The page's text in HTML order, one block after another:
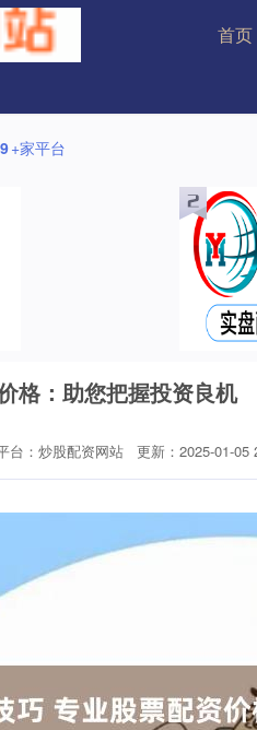
首页
+家平台
格：助您把握投资良机
台：炒股配资网站 更新：2025-01-05